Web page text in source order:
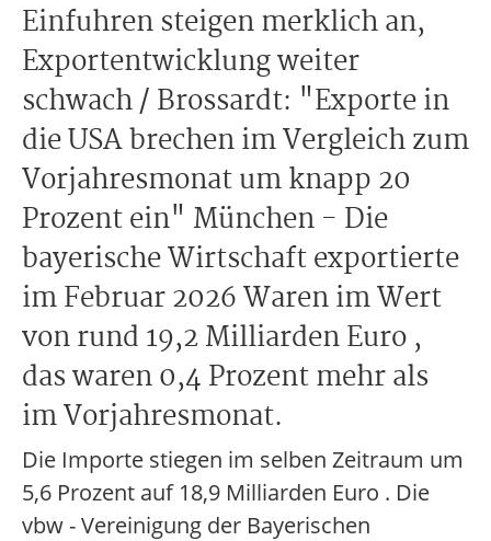
Einfuhren steigen merklich an,
Exportentwicklung weiter
schwach / Brossardt: "Exporte in
die USA brechen im Vergleich zum
Vorjahresmonat um knapp 20
Prozent ein" München - Die
bayerische Wirtschaft exportierte
im Februar 2026 Waren im Wert
von rund 19,2 Milliarden Euro ,
das waren 0,4 Prozent mehr als
im Vorjahresmonat.
Die Importe stiegen im selben Zeitraum um
5,6 Prozent auf 18,9 Milliarden Euro . Die
vbw - Vereinigung der Bayerischen